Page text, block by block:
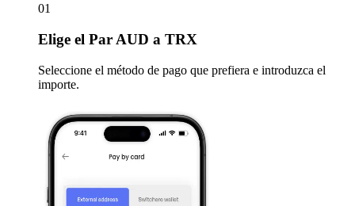
01
Elige el Par AUD a TRX
Seleccione el método de pago que prefiera e introduzca el
importe.